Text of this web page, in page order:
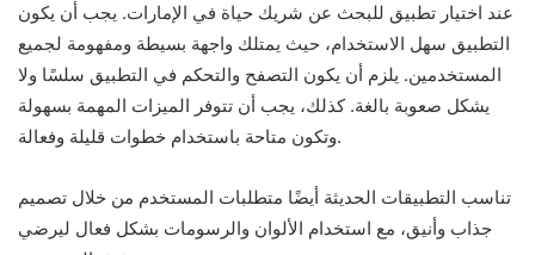
عند اختيار تطبيق للبحث عن شريك حياة في الإمارات. يجب أن يكون
التطبيق سهل الاستخدام، حيث يمتلك واجهة بسيطة ومفهومة لجميع
المستخدمين. يلزم أن يكون التصفح والتحكم في التطبيق سلسًا ولا
يشكل صعوبة بالغة. كذلك، يجب أن تتوفر الميزات المهمة بسهولة
وتكون متاحة باستخدام خطوات قليلة وفعالة.
تناسب التطبيقات الحديثة أيضًا متطلبات المستخدم من خلال تصميم
جذاب وأنيق، مع استخدام الألوان والرسومات بشكل فعال ليرضي